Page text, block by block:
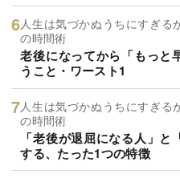
人生は気づかぬうちにすぎる
の時間術
老後になってから「もっと
うこと・ワースト1
人生は気づかぬうちにすぎる
の時間術
「老後が退屈になる人」
する、たった1つの特徴